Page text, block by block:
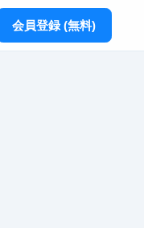
会員登録 (無料)